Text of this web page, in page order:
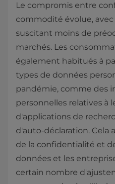
Le compromis entre
commodité évolue,
suscitant moins de
marchés. Les
également habitués à
types de données
pandémie, comme des
personnelles relatives à
d'applications de
d'auto-déclaration. Cela
de la confidentialité et
données et les
certain nombre